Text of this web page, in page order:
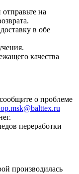
на
в обе
качества
о проблеме
переработки
производилась